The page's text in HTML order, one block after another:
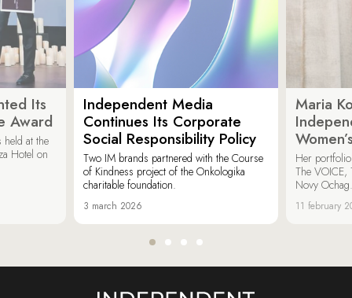
Its
Award
held at the
Hotel on
Independent Media
Continues Its Corporate
Social Responsibility Policy
Two IM brands partnered with the Course
of Kindness project of the Onkologika
charitable foundation.
3 march 2026
Maria
Her
The VOICE,
Novy Ochag.
11 february